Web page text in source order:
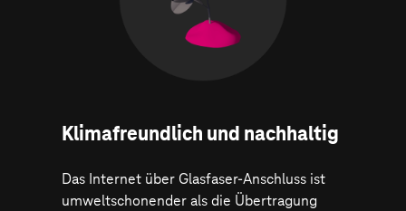
Klima­freundlich und nachhaltig
Das Internet über Glasfaser-Anschluss ist
umweltschonender als die Übertragung